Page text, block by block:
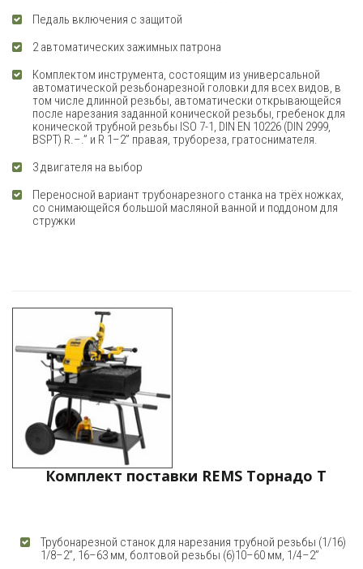
Педаль включения с защитой
2 автоматических зажимных патрона
Комплектом инструмента, состоящим из универсальной
автоматической резьбонарезной головки для всех видов, в
том числе длинной резьбы, автоматически открывающейся
после нарезания заданной конической резьбы, гребенок для
конической трубной резьбы ISO 7-1, DIN EN 10226 (DIN 2999,
BSPT) R.–.” и R 1–2” правая, трубореза, гратоснимателя.
3 двигателя на выбор
Переносной вариант трубонарезного станка на трёх ножках,
со снимающейся большой масляной ванной и поддоном для
стружки
Комплект поставки REMS Торнадо Т
Трубонарезной станок для нарезания трубной резьбы (1/16)
1/8–2”, 16–63 мм, болтовой резьбы (6)10–60 мм, 1/4–2”